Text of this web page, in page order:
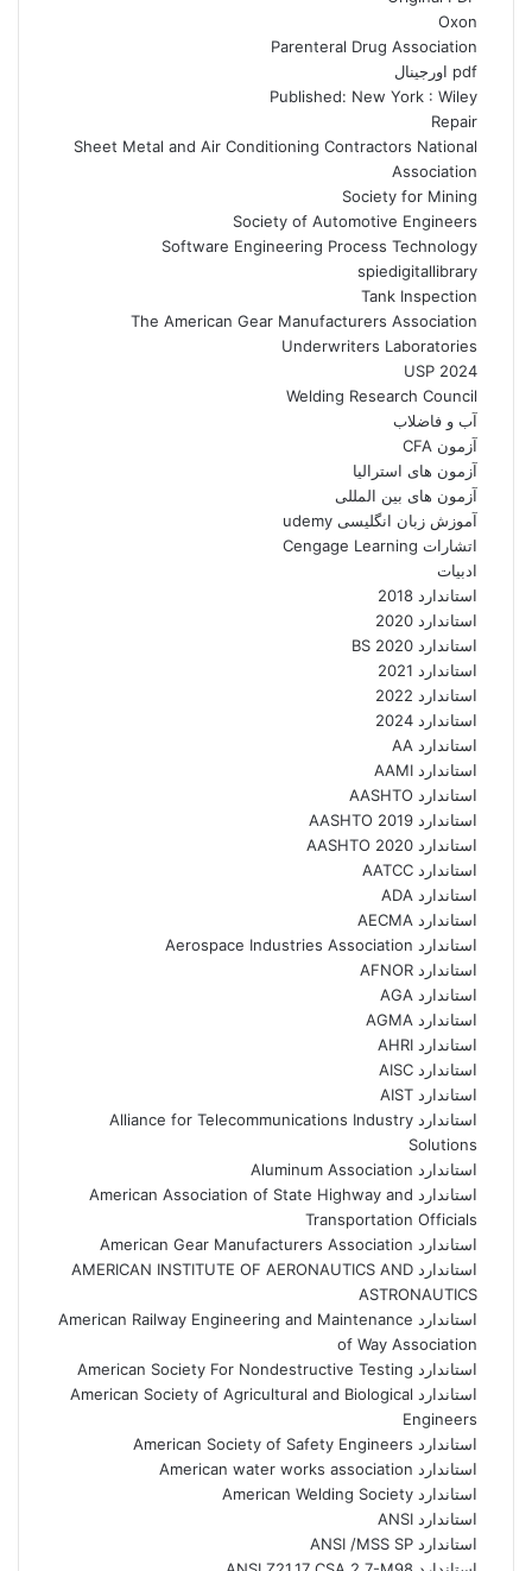
Oxon
Parenteral Drug Association
pdf اورجینال
Published: New York : Wiley
Repair
Sheet Metal and Air Conditioning Contractors National
Association
Society for Mining
Society of Automotive Engineers
Software Engineering Process Technology
spiedigitallibrary
Tank Inspection
The American Gear Manufacturers Association
Underwriters Laboratories
USP 2024
Welding Research Council
آب و فاضلاب
آزمون CFA
آزمون های استرالیا
آزمون های بین المللی
آموزش زبان انگلیسی udemy
اتشارات Cengage Learning
ادبیات
استاندارد 2018
استاندارد 2020
استاندارد 2020 BS
استاندارد 2021
استاندارد 2022
استاندارد 2024
استاندارد AA
استاندارد AAMI
استاندارد AASHTO
استاندارد AASHTO 2019
استاندارد AASHTO 2020
استاندارد AATCC
استاندارد ADA
استاندارد AECMA
استاندارد Aerospace Industries Association
استاندارد AFNOR
استاندارد AGA
استاندارد AGMA
استاندارد AHRI
استاندارد AISC
استاندارد AIST
استاندارد Alliance for Telecommunications Industry
Solutions
استاندارد Aluminum Association
استاندارد American Association of State Highway and
Transportation Officials
استاندارد American Gear Manufacturers Association
استاندارد AMERICAN INSTITUTE OF AERONAUTICS AND
ASTRONAUTICS
استاندارد American Railway Engineering and Maintenance
of Way Association
استاندارد American Society For Nondestructive Testing
استاندارد American Society of Agricultural and Biological
Engineers
استاندارد American Society of Safety Engineers
استاندارد American water works association
استاندارد American Welding Society
استاندارد ANSI
استاندارد ANSI /MSS SP